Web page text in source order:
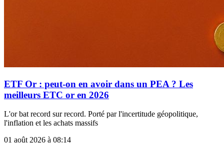
ETF Or : peut-on en avoir dans un PEA ? Les
meilleurs ETC or en 2026
L'or bat record sur record. Porté par l'incertitude géopolitique,
l'inflation et les achats massifs
01 août 2026 à 08:14